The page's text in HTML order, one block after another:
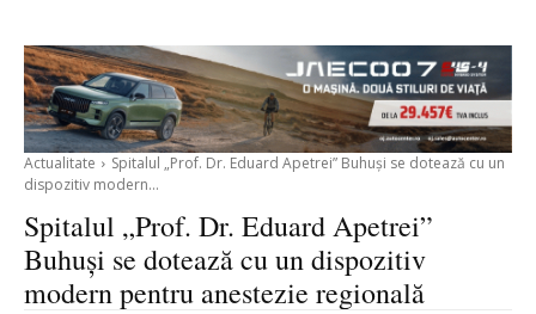
Actualitate
Spitalul „Prof. Dr. Eduard Apetrei” Buhuși se dotează cu un
dispozitiv modern...
Spitalul „Prof. Dr. Eduard Apetrei”
Buhuși se dotează cu un dispozitiv
modern pentru anestezie regională